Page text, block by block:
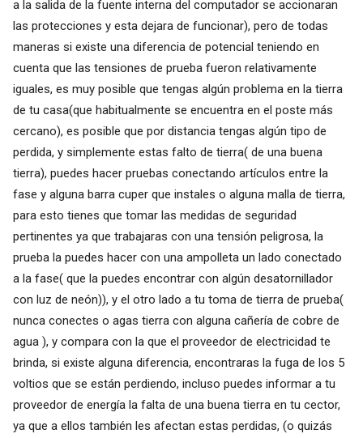
a la salida de la fuente interna del computador se accionaran
las protecciones y esta dejara de funcionar), pero de todas
maneras si existe una diferencia de potencial teniendo en
cuenta que las tensiones de prueba fueron relativamente
iguales, es muy posible que tengas algún problema en la tierra
de tu casa(que habitualmente se encuentra en el poste más
cercano), es posible que por distancia tengas algún tipo de
perdida, y simplemente estas falto de tierra( de una buena
tierra), puedes hacer pruebas conectando artículos entre la
fase y alguna barra cuper que instales o alguna malla de tierra,
para esto tienes que tomar las medidas de seguridad
pertinentes ya que trabajaras con una tensión peligrosa, la
prueba la puedes hacer con una ampolleta un lado conectado
a la fase( que la puedes encontrar con algún desatornillador
con luz de neón)), y el otro lado a tu toma de tierra de prueba(
nunca conectes o agas tierra con alguna cañería de cobre de
agua ), y compara con la que el proveedor de electricidad te
brinda, si existe alguna diferencia, encontraras la fuga de los 5
voltios que se están perdiendo, incluso puedes informar a tu
proveedor de energía la falta de una buena tierra en tu cector,
ya que a ellos también les afectan estas perdidas, (o quizás